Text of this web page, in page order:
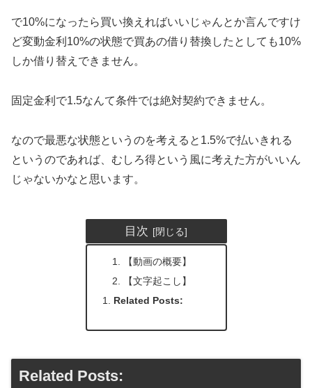
で10%になったら買い換えればいいじゃんとか言んですけ
ど変動金利10%の状態で買あの借り替換したとしても10%
しか借り替えできません。
固定金利で1.5なんて条件では絶対契約できません。
なので最悪な状態というのを考えると1.5%で払いきれる
というのであれば、むしろ得という風に考えた方がいいん
じゃないかなと思います。
目次
【動画の概要】
【文字起こし】
Related Posts:
Related Posts: